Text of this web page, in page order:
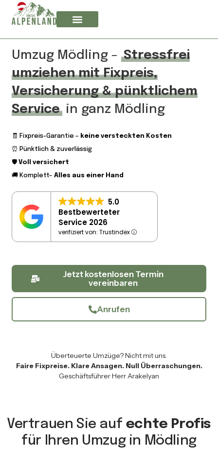
Umzug Mödling – Stressfrei
umziehen mit Fixpreis,
Versicherung & pünktlichem
Service in ganz Mödling
🧾 Fixpreis-Garantie – keine versteckten Kosten
⏰ Pünktlich & zuverlässig
🛡️ Voll versichert
🚚 Komplett– Alles aus einer Hand
5.0
Bestbewerteter
Service 2026
verifiziert von: Trustindex
Jetzt kostenlosen Termin
vereinbaren
Anrufen
Überteuerte Umzüge? Nicht mit uns.
Faire Fixpreise. Klare Ansagen. Null Überraschungen.
Geschäftsführer Herr Arakelyan
Vertrauen Sie auf echte Profis
für Ihren Umzug in Mödling